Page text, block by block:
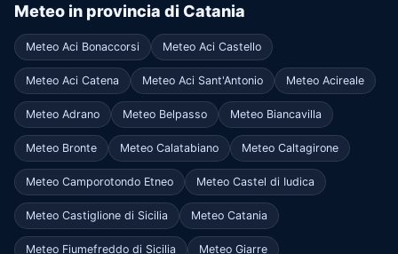
Meteo in provincia di Catania
Meteo Aci Bonaccorsi Meteo Aci Castello
Meteo Aci Catena Meteo Aci Sant'Antonio Meteo Acireale
Meteo Adrano Meteo Belpasso Meteo Biancavilla
Meteo Bronte Meteo Calatabiano Meteo Caltagirone
Meteo Camporotondo Etneo Meteo Castel di Iudica
Meteo Castiglione di Sicilia Meteo Catania
Meteo Fiumefreddo di Sicilia Meteo Giarre